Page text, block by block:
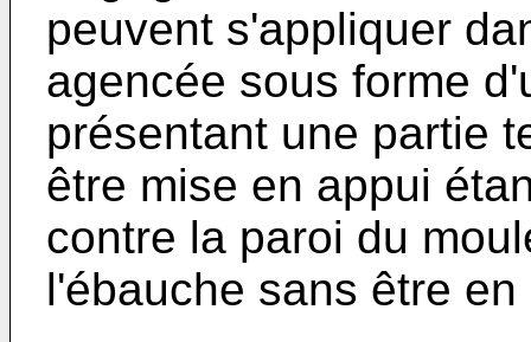
peuvent s'appliquer
agencée sous forme
présentant une partie
être mise en appui
contre la paroi du
l'ébauche sans être